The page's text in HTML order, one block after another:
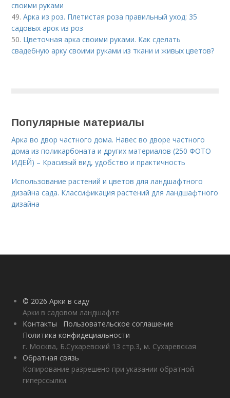
своими руками
49.Арка из роз. Плетистая роза правильный уход: 35
садовых арок из роз
50. Цветочная арка своими руками. Как сделать
свадебную арку своими руками из ткани и живых цветов?
Популярные материалы
Арка во двор частного дома. Навес во дворе частного
дома из поликарбоната и других материалов (250 ФОТО
ИДЕЙ) – Красивый вид, удобство и практичность
Использование растений и цветов для ландшафтного
дизайна сада. Классификация растений для ландшафтного
дизайна
© 2026 Арки в саду
Арки в садовом ландшафте
Контакты
Пользовательское соглашение
Политика конфидециальности
г. Москва, Б.Сухаревский 13 стр.3, м. Сухаревская
Обратная связь
Копирование разрешено при указании обратной
гиперссылки.